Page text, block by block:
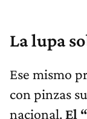
La lupa
Ese mismo
con pinzas
nacional. El